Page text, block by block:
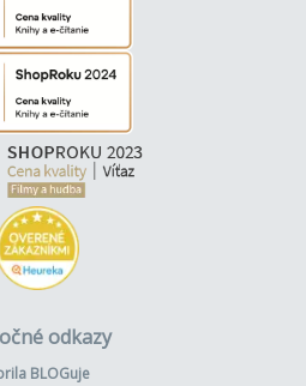
odkazy
BLOGuje